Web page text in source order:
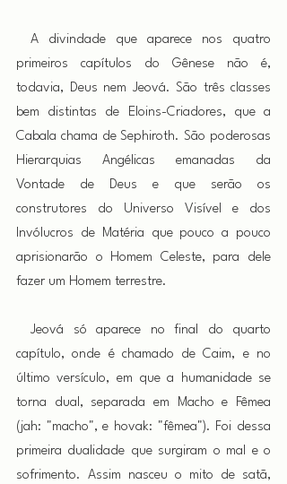
A divindade que aparece nos quatro
primeiros capítulos do Gênese não é,
todavia, Deus nem Jeová. São três classes
bem distintas de Eloins-Criadores, que a
Cabala chama de Sephiroth. São poderosas
Hierarquias Angélicas emanadas da
Vontade de Deus e que serão os
construtores do Universo Visível e dos
Invólucros de Matéria que pouco a pouco
aprisionarão o Homem Celeste, para dele
fazer um Homem terrestre.
Jeová só aparece no final do quarto
capítulo, onde é chamado de Caim, e no
último versículo, em que a humanidade se
torna dual, separada em Macho e Fêmea
(jah: "macho", e hovak: "fêmea"). Foi dessa
primeira dualidade que surgiram o mal e o
sofrimento. Assim nasceu o mito de satã,